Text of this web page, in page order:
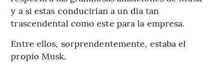
y a si estas conducirían a un día tan
trascendental como este para la empresa.
Entre ellos, sorprendentemente, estaba el
propio Musk.